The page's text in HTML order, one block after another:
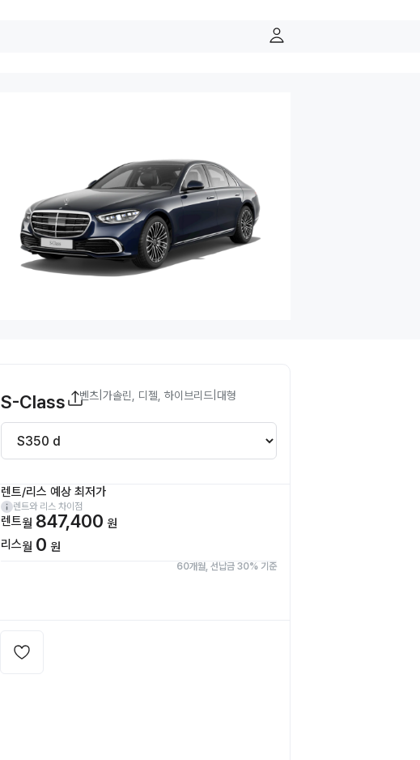
S-Class 벤츠 |가솔린, 디젤, 하이브리드 대형
렌트/리스 예상 최저가
렌트와 리스 차이점
렌트월 847,400 원
리스월 0 원
60개월, 선납금 30% 기준